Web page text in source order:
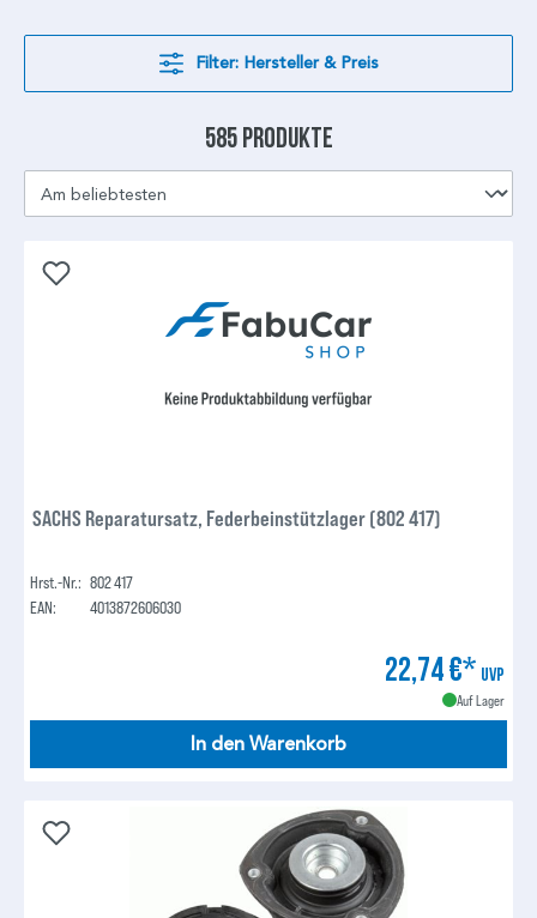
Filter: Hersteller & Preis
585 Produkte
SACHS Reparatursatz, Federbeinstützlager (802 417)
Hrst.-Nr.: 802 417
EAN:
4013872606030
22,74 €* UVP
Auf Lager
In den Warenkorb